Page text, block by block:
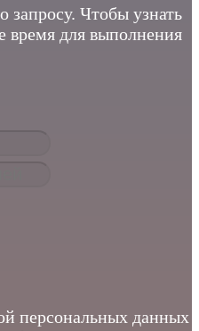
запросу. Чтобы узнать
время для выполнения
персональных данных